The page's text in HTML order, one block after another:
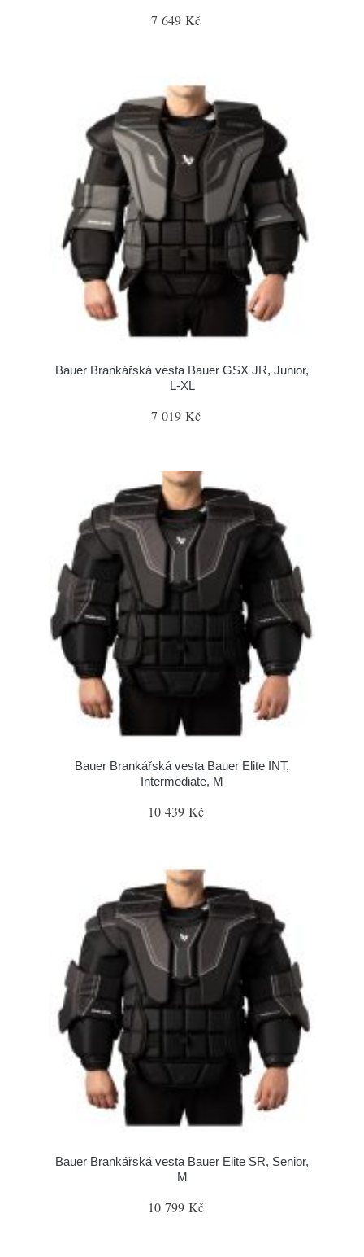
7 649 Kč
Bauer Brankářská vesta Bauer GSX JR, Junior,
L-XL
7 019 Kč
Bauer Brankářská vesta Bauer Elite INT,
Intermediate, M
10 439 Kč
Bauer Brankářská vesta Bauer Elite SR, Senior,
M
10 799 Kč